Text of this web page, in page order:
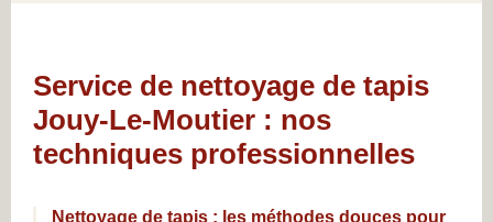
Service de nettoyage de tapis
Jouy-Le-Moutier : nos
techniques professionnelles
Nettoyage de tapis : les méthodes douces pour